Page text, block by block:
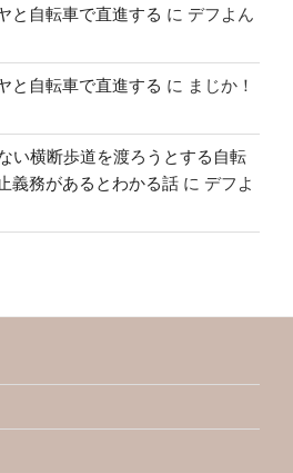
と自転車で直進する に デフよん
と自転車で直進する に まじか！
い横断歩道を渡ろうとする自転
義務があるとわかる話 に デフよ